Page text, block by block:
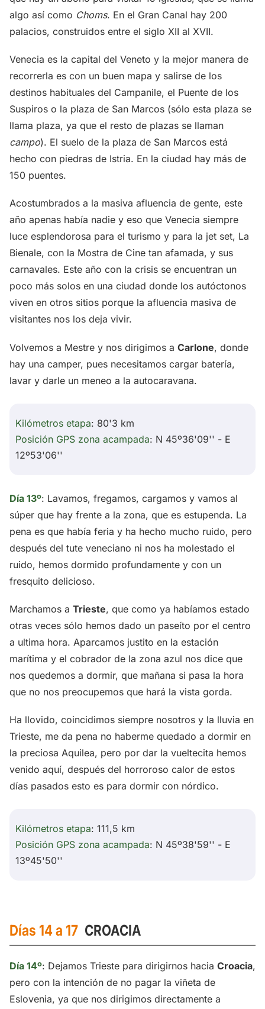
algo así como Choms. En el Gran Canal hay 200
palacios, construidos entre el siglo XII al XVII.
Venecia es la capital del Veneto y la mejor manera de
recorrerla es con un buen mapa y salirse de los
destinos habituales del Campanile, el Puente de los
Suspiros o la plaza de San Marcos (sólo esta plaza se
llama plaza, ya que el resto de plazas se llaman
campo). El suelo de la plaza de San Marcos está
hecho con piedras de Istria. En la ciudad hay más de
150 puentes.
Acostumbrados a la masiva afluencia de gente, este
año apenas había nadie y eso que Venecia siempre
luce esplendorosa para el turismo y para la jet set, La
Bienale, con la Mostra de Cine tan afamada, y sus
carnavales. Este año con la crisis se encuentran un
poco más solos en una ciudad donde los autóctonos
viven en otros sitios porque la afluencia masiva de
visitantes nos los deja vivir.
Volvemos a Mestre y nos dirigimos a Carlone, donde
hay una camper, pues necesitamos cargar batería,
lavar y darle un meneo a la autocaravana.
Kilómetros etapa: 80'3 km
Posición GPS zona acampada: N 45º36'09'' - E
12º53'06''
Día 13º: Lavamos, fregamos, cargamos y vamos al
súper que hay frente a la zona, que es estupenda. La
pena es que había feria y ha hecho mucho ruido, pero
después del tute veneciano ni nos ha molestado el
ruido, hemos dormido profundamente y con un
fresquito delicioso.
Marchamos a Trieste, que como ya habíamos estado
otras veces sólo hemos dado un paseíto por el centro
a ultima hora. Aparcamos justito en la estación
marítima y el cobrador de la zona azul nos dice que
nos quedemos a dormir, que mañana si pasa la hora
que no nos preocupemos que hará la vista gorda.
Ha llovido, coincidimos siempre nosotros y la lluvia en
Trieste, me da pena no haberme quedado a dormir en
la preciosa Aquilea, pero por dar la vueltecita hemos
venido aquí, después del horroroso calor de estos
días pasados esto es para dormir con nórdico.
Kilómetros etapa: 111,5 km
Posición GPS zona acampada: N 45º38'59'' - E
13º45'50''
Días 14 a 17 CROACIA
Día 14º: Dejamos Trieste para dirigirnos hacia Croacia,
pero con la intención de no pagar la viñeta de
Eslovenia, ya que nos dirigimos directamente a